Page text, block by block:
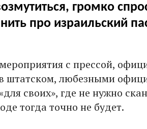
громко
про израильский
с прессой,
штатском, любезными
своих», где не нужно
тогда точно не будет.